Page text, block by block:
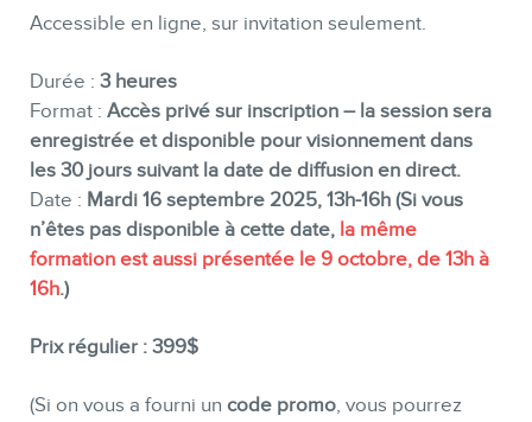
Accessible en ligne, sur invitation seulement.
Durée : 3 heures
Format : Accès privé sur inscription – la session sera
enregistrée et disponible pour visionnement dans
les 30 jours suivant la date de diffusion en direct.
Date : Mardi 16 septembre 2025, 13h-16h (Si vous
n’êtes pas disponible à cette date, la même
formation est aussi présentée le 9 octobre, de 13h à
16h.)
Prix régulier : 399$
(Si on vous a fourni un code promo, vous pourrez